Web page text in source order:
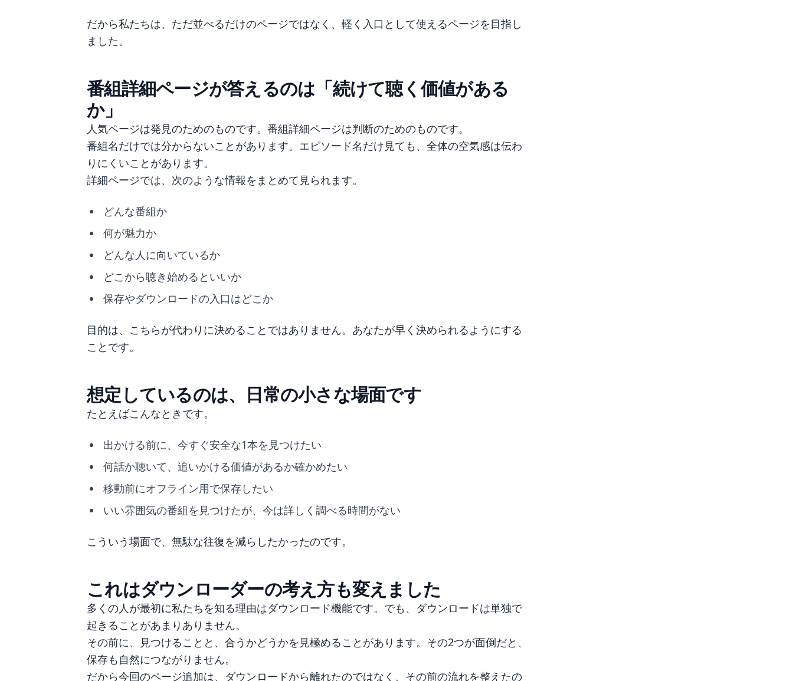
だから私たちは、ただ並べるだけのページではなく、軽く入口として使えるページを目指し
ました。
番組詳細ページが答えるのは「続けて聴く価値がある
か」
人気ページは発見のためのものです。番組詳細ページは判断のためのものです。
番組名だけでは分からないことがあります。エピソード名だけ見ても、全体の空気感は伝わ
りにくいことがあります。
詳細ページでは、次のような情報をまとめて見られます。
どんな番組か
何が魅力か
どんな人に向いているか
どこから聴き始めるといいか
保存やダウンロードの入口はどこか
目的は、こちらが代わりに決めることではありません。あなたが早く決められるようにする
ことです。
想定しているのは、日常の小さな場面です
たとえばこんなときです。
出かける前に、今すぐ安全な1本を見つけたい
何話か聴いて、追いかける価値があるか確かめたい
移動前にオフライン用で保存したい
いい雰囲気の番組を見つけたが、今は詳しく調べる時間がない
こういう場面で、無駄な往復を減らしたかったのです。
これはダウンローダーの考え方も変えました
多くの人が最初に私たちを知る理由はダウンロード機能です。でも、ダウンロードは単独で
起きることがあまりありません。
その前に、見つけることと、合うかどうかを見極めることがあります。その2つが面倒だと、
保存も自然につながりません。
だから今回のページ追加は、ダウンロードから離れたのではなく、その前の流れを整えたの